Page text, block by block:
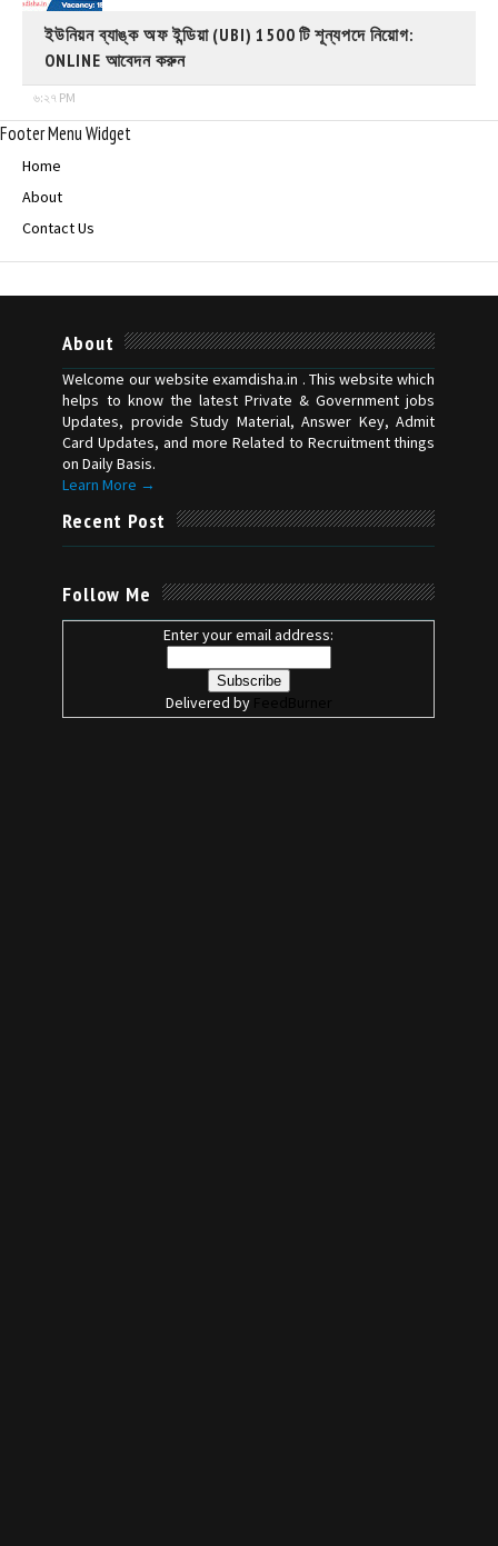
ইউনিয়ন ব্যাঙ্ক অফ ইন্ডিয়া (UBI) 1500 টি শূন্যপদে নিয়োগ:
ONLINE আবেদন করুন
৬:২৭ PM
Footer Menu Widget
Home
About
Contact Us
About
Welcome our website examdisha.in . This website which
helps to know the latest Private & Government jobs
Updates, provide Study Material, Answer Key, Admit
Card Updates, and more Related to Recruitment things
on Daily Basis.
Learn More →
Recent Post
Follow Me
Enter your email address:
Delivered by